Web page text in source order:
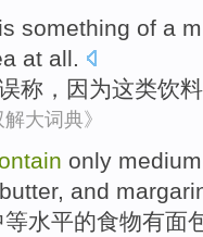
is something of a
at all.
称， 因为这类饮料
大词典》
only medium
and
等水平的食物有面